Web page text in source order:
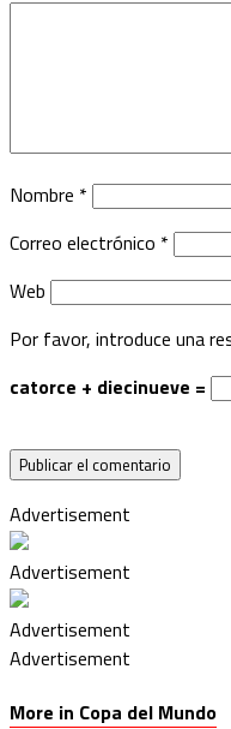
Nombre *
Correo electrónico *
Web
Por favor, introduce una
catorce + diecinueve =
Advertisement
Advertisement
Advertisement
Advertisement
More in Copa del Mundo